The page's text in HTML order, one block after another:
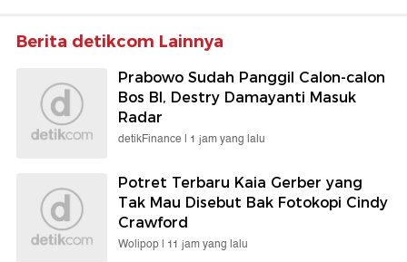
Berita detikcom Lainnya
Prabowo Sudah Panggil Calon-calon
Bos BI, Destry Damayanti Masuk
Radar
detikFinance | 1 jam yang lalu
Potret Terbaru Kaia Gerber yang
Tak Mau Disebut Bak Fotokopi Cindy
Crawford
Wolipop | 11 jam yang lalu